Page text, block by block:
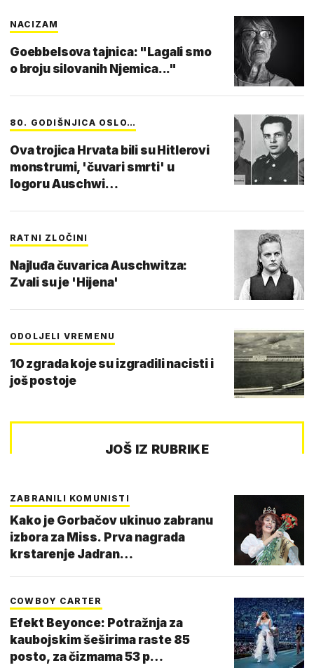
NACIZAM
Goebbelsova tajnica: "Lagali smo
o broju silovanih Njemica..."
80. GODIŠNJICA OSLO…
Ova trojica Hrvata bili su Hitlerovi
monstrumi, 'čuvari smrti' u
logoru Auschwi…
RATNI ZLOČINI
Najluđa čuvarica Auschwitza:
Zvali su je 'Hijena'
ODOLJELI VREMENU
10 zgrada koje su izgradili nacisti i
još postoje
JOŠ IZ RUBRIKE
ZABRANILI KOMUNISTI
Kako je Gorbačov ukinuo zabranu
izbora za Miss. Prva nagrada
krstarenje Jadran…
COWBOY CARTER
Efekt Beyonce: Potražnja za
kaubojskim šeširima raste 85
posto, za čizmama 53 p…